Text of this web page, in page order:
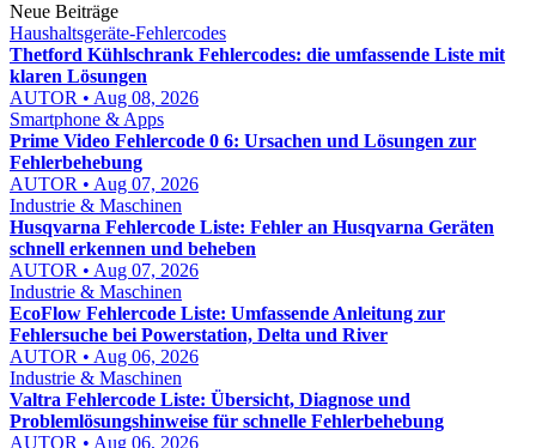
Neue Beiträge
Haushaltsgeräte-Fehlercodes
Thetford Kühlschrank Fehlercodes: die umfassende Liste mit
klaren Lösungen
AUTOR • Aug 08, 2026
Smartphone & Apps
Prime Video Fehlercode 0 6: Ursachen und Lösungen zur
Fehlerbehebung
AUTOR • Aug 07, 2026
Industrie & Maschinen
Husqvarna Fehlercode Liste: Fehler an Husqvarna Geräten
schnell erkennen und beheben
AUTOR • Aug 07, 2026
Industrie & Maschinen
EcoFlow Fehlercode Liste: Umfassende Anleitung zur
Fehlersuche bei Powerstation, Delta und River
AUTOR • Aug 06, 2026
Industrie & Maschinen
Valtra Fehlercode Liste: Übersicht, Diagnose und
Problemlösungshinweise für schnelle Fehlerbehebung
AUTOR • Aug 06, 2026